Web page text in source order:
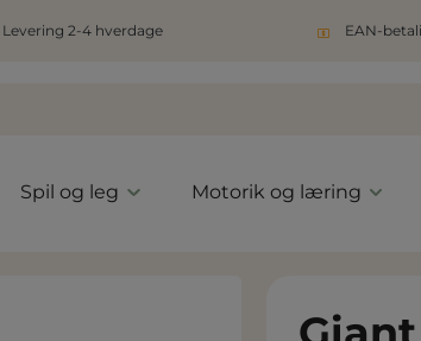
Levering 2-4 hverdage EAN-
Spil og leg Motorik og læring